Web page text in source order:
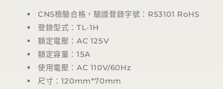
CNS檢驗合格，驗證登錄字號： R53101 RoHS
登錄型式：TL-1H
額定電壓：AC 125V
額定容量：15A
使用電壓：AC 110V/60Hz
尺寸：120mm*70mm